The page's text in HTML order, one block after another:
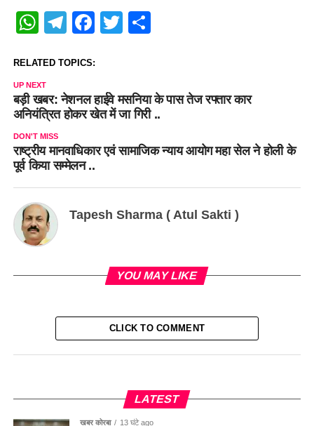
WhatsApp
Telegram
Facebook
Twitter
Share
RELATED TOPICS:
UP NEXT
बड़ी खबर: नेशनल हाईवे मसनिया के पास तेज रफ्तार कार
अनियंत्रित होकर खेत में जा गिरी ..
DON'T MISS
राष्ट्रीय मानवाधिकार एवं सामाजिक न्याय आयोग महा सेल ने होली के
पूर्व किया सम्मेलन ..
Tapesh Sharma ( Atul Sakti )
YOU MAY LIKE
CLICK TO COMMENT
LATEST
खबर कोरबा 13 घंटे ago